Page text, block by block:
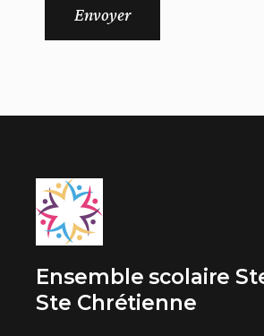
Ensemble scolaire
Ste Chrétienne